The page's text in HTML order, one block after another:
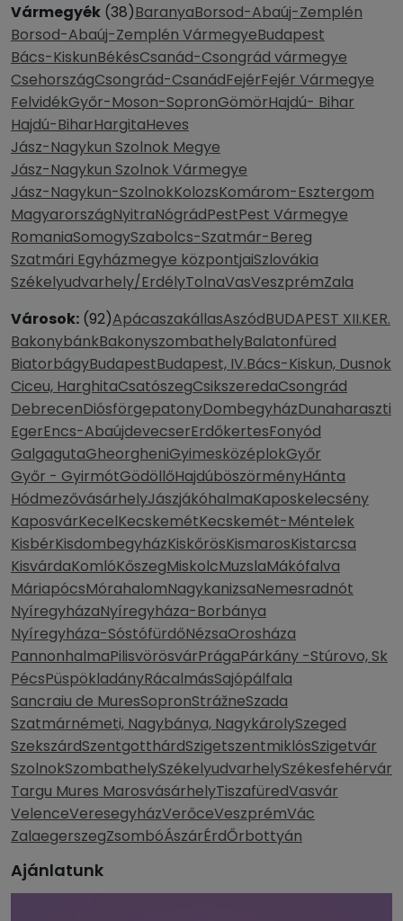
Vármegyék (38)BaranyaBorsod-Abaúj-Zemplén
Borsod-Abaúj-Zemplén VármegyeBudapest
Bács-KiskunBékésCsanád-Csongrád vármegye
CsehországCsongrád-CsanádFejérFejér Vármegye
FelvidékGyőr-Moson-SopronGömörHajdú- Bihar
Hajdú-BiharHargitaHeves
Jász-Nagykun Szolnok Megye
Jász-Nagykun Szolnok Vármegye
Jász-Nagykun-SzolnokKolozsKomárom-Esztergom
MagyarországNyitraNógrádPestPest Vármegye
RomaniaSomogySzabolcs-Szatmár-Bereg
Szatmári Egyházmegye központjaiSzlovákia
Székelyudvarhely/ErdélyTolnaVasVeszprémZala
Városok: (92)ApácaszakállasAszódBUDAPEST XII.KER.
BakonybánkBakonyszombathelyBalatonfüred
BiatorbágyBudapestBudapest, IV.Bács-Kiskun, Dusnok
Ciceu, HarghitaCsatószegCsikszeredaCsongrád
DebrecenDiósförgepatonyDombegyházDunaharaszti
EgerEncs-AbaújdevecserErdőkertesFonyód
GalgagutaGheorgheniGyimesközéplokGyőr
Győr - GyirmótGödöllőHajdúböszörményHánta
HódmezővásárhelyJászjákóhalmaKaposkelecsény
KaposvárKecelKecskemétKecskemét-Méntelek
KisbérKisdombegyházKiskőrösKismarosKistarcsa
KisvárdaKomlóKőszegMiskolcMuzslaMákófalva
MáriapócsMórahalomNagykanizsaNemesradnót
NyíregyházaNyíregyháza-Borbánya
Nyíregyháza-SóstófürdőNézsaOrosháza
PannonhalmaPilisvörösvárPrágaPárkány -Stúrovo, Sk
PécsPüspökladányRácalmásSajópálfala
Sancraiu de MuresSopronStrážneSzada
Szatmárnémeti, Nagybánya, NagykárolySzeged
SzekszárdSzentgotthárdSzigetszentmiklósSzigetvár
SzolnokSzombathelySzékelyudvarhelySzékesfehérvár
Targu Mures MarosvásárhelyTiszafüredVasvár
VelenceVeresegyházVerőceVeszprémVác
ZalaegerszegZsombóÁszárÉrdŐrbottyán
Ajánlatunk